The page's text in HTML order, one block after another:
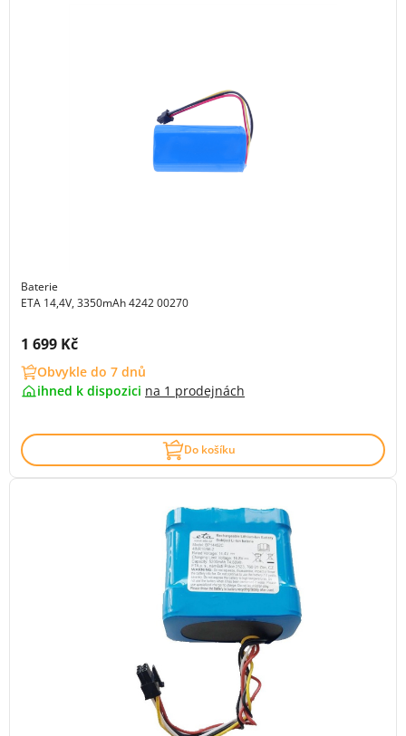
Baterie
ETA 14,4V, 3350mAh 4242 00270
Cena s DPH:
1 699 Kč
Obvykle do 7 dnů
ihned k dispozici na 1 prodejnách
Do košíku